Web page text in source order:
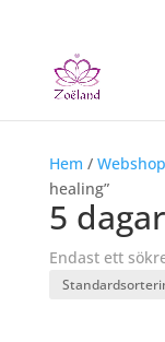
Hem / Webshop
healing”
5
Endast ett